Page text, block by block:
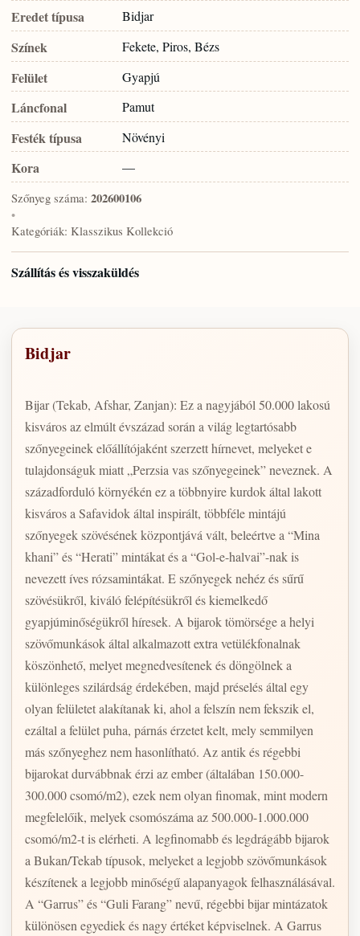
Eredet típusa Bidjar
Színek Fekete, Piros, Bézs
Felület Gyapjú
Láncfonal Pamut
Festék típusa Növényi
Kora —
Szőnyeg száma: 202600106
•
Kategóriák: Klasszikus Kollekció
Szállítás és visszaküldés
Bidjar
Bijar (Tekab, Afshar, Zanjan): Ez a nagyjából 50.000 lakosú
kisváros az elmúlt évszázad során a világ legtartósabb
szőnyegeinek előállítójaként szerzett hírnevet, melyeket e
tulajdonságuk miatt „Perzsia vas szőnyegeinek” neveznek. A
századforduló környékén ez a többnyire kurdok által lakott
kisváros a Safavidok által inspirált, többféle mintájú
szőnyegek szövésének központjává vált, beleértve a “Mina
khani” és “Herati” mintákat és a “Gol-e-halvai”-nak is
nevezett íves rózsamintákat. E szőnyegek nehéz és sűrű
szövésükről, kiváló felépítésükről és kiemelkedő
gyapjúminőségükről híresek. A bijarok tömörsége a helyi
szövőmunkások által alkalmazott extra vetülékfonalnak
köszönhető, melyet megnedvesítenek és döngölnek a
különleges szilárdság érdekében, majd préselés által egy
olyan felületet alakítanak ki, ahol a felszín nem fekszik el,
ezáltal a felület puha, párnás érzetet kelt, mely semmilyen
más szőnyeghez nem hasonlítható. Az antik és régebbi
bijarokat durvábbnak érzi az ember (általában 150.000-
300.000 csomó/m2), ezek nem olyan finomak, mint modern
megfelelőik, melyek csomószáma az 500.000-1.000.000
csomó/m2-t is elérheti. A legfinomabb és legdrágább bijarok
a Bukan/Tekab típusok, melyeket a legjobb szövőmunkások
készítenek a legjobb minőségű alapanyagok felhasználásával.
A “Garrus” és “Guli Farang” nevű, régebbi bijar mintázatok
különösen egyediek és nagy értéket képviselnek. A Garrus